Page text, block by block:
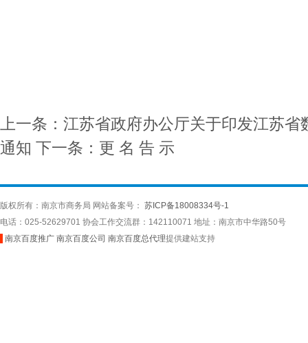
上一条：江苏省政府办公厅关于印发江苏
通知 下一条：更 名 告 示
版权所有：南京市商务局 网站备案号： 苏ICP备18008334号-1
电话：025-52629701 协会工作交流群：142110071 地址：南京市中华路50号
南京百度推广 南京百度公司 南京百度总代理提供建站支持